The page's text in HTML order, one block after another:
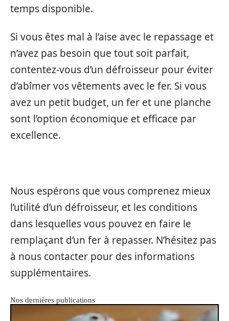
temps disponible.
Si vous êtes mal à l’aise avec le repassage et
n’avez pas besoin que tout soit parfait,
contentez-vous d’un défroisseur pour éviter
d’abîmer vos vêtements avec le fer. Si vous
avez un petit budget, un fer et une planche
sont l’option économique et efficace par
excellence.
Nous espérons que vous comprenez mieux
l’utilité d’un défroisseur, et les conditions
dans lesquelles vous pouvez en faire le
remplaçant d’un fer à repasser. N’hésitez pas
à nous contacter pour des informations
supplémentaires.
Nos dernières publications